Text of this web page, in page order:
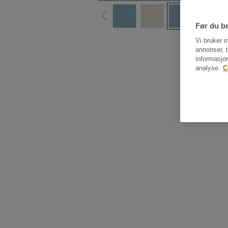
Før du
Vi bruker
annonser,
analyse.